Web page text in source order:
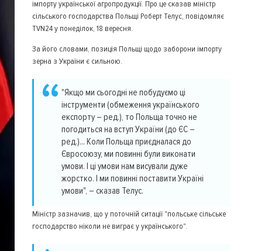
імпорту української агропродукції. Про це сказав міністр
сільського господарства Польщі Роберт Телус, повідомляє
TVN24 у понеділок, 18 вересня.
За його словами, позиція Польщі щодо заборони імпорту
зерна з України є сильною.
"Якщо ми сьогодні не побудуємо ці
інструменти (обмеження українського
експорту – ред.), то Польща точно не
погодиться на вступ України (до ЄС –
ред.)... Коли Польща приєдналася до
Євросоюзу, ми повинні були виконати
умови. І ці умови нам висували дуже
жорстко. І ми повинні поставити Україні
умови", – сказав Телус.
Міністр зазначив, що у поточній ситації "польське сільське
господарство ніколи не виграє у українського".